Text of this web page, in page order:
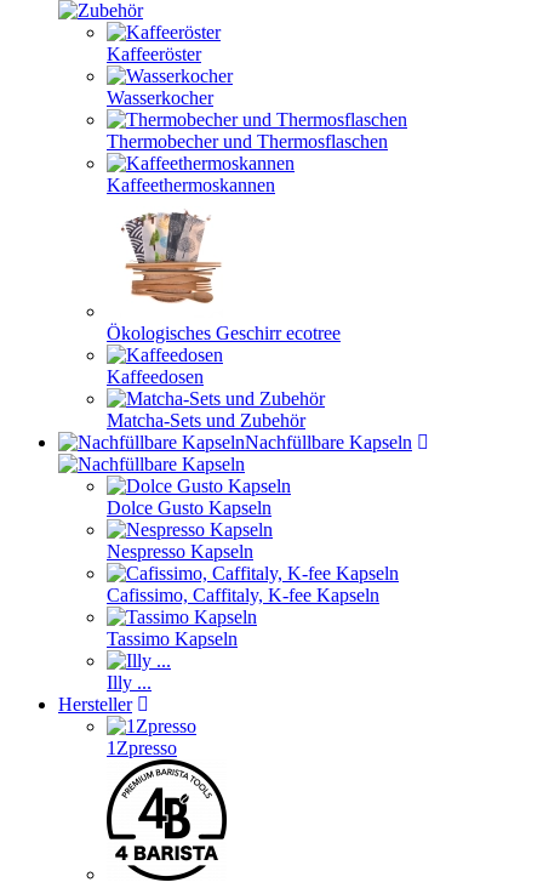
Kaffeeröster
Wasserkocher
Thermobecher und Thermosflaschen
Kaffeethermoskannen
Ökologisches Geschirr ecotree
Kaffeedosen
Matcha-Sets und Zubehör
Nachfüllbare Kapseln
Dolce Gusto Kapseln
Nespresso Kapseln
Cafissimo, Caffitaly, K-fee Kapseln
Tassimo Kapseln
Illy ...
Hersteller
1Zpresso